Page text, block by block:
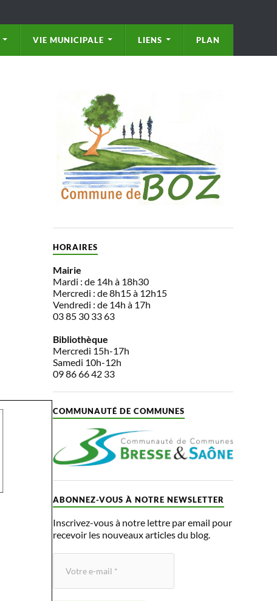
VIE MUNICIPALE LIENS PLAN
HORAIRES
Mairie
Mardi : de 14h à 18h30
Mercredi : de 8h15 à 12h15
Vendredi : de 14h à 17h
03 85 30 33 63
Bibliothèque
Mercredi 15h-17h
Samedi 10h-12h
09 86 66 42 33
COMMUNAUTÉ DE COMMUNES
ABONNEZ-VOUS À NOTRE NEWSLETTER
Inscrivez-vous à notre lettre par email pour
recevoir les nouveaux articles du blog.